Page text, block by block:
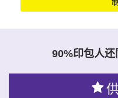
90%印包人